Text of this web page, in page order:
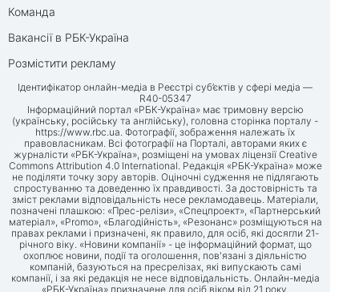
Команда
Вакансії в РБК-Україна
Розмістити рекламу
Ідентифікатор онлайн-медіа в Реєстрі суб’єктів у сфері медіа —
R40-05347
Інформаційний портал «РБК-Україна» має тримовну версію
(українську, російську та англійську), головна сторінка порталу -
https://www.rbc.ua. Фотографії, зображення належать їх
правовласникам. Всі фотографії на Порталі, авторами яких є
журналісти «РБК-Україна», розміщені на умовах ліцензії Creative
Commons Attribution 4.0 International. Редакція «РБК-Україна» може
не поділяти точку зору авторів. Оціночні судження не підлягають
спростуванню та доведенню їх правдивості. За достовірність та
зміст реклами відповідальність несе рекламодавець. Матеріали,
позначені плашкою: «Прес-релізи», «Спецпроект», «Партнерський
матеріал», «Promo», «Благодійність», «Резонанс» розміщуються на
правах реклами і призначені, як правило, для осіб, які досягли 21-
річного віку. «Новини компанії» - це інформаційний формат, що
охоплює новини, події та оголошення, пов'язані з діяльністю
компаній, базуються на пресрелізах, які випускають самі
компанії, і за які редакція не несе відповідальність. Онлайн-медіа
«РБК-Україна» призначене для осіб віком від 21 року.